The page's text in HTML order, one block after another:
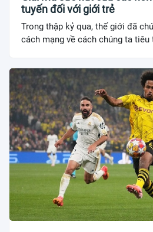
tuyến đối với giới trẻ
Trong thập kỷ qua, thế giới đã
cách mạng về cách chúng ta tiêu